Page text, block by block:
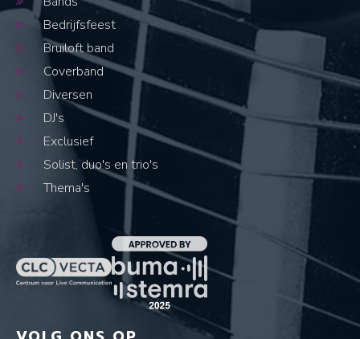
Bedrijfsfeest
Bruiloft band
Coverband
Diversen
DJ's
Exclusief
Solist, duo's en trio's
Thema's